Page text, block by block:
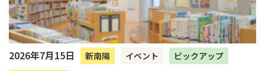
2026年7月15日 新南陽 イベント
ピックアップ